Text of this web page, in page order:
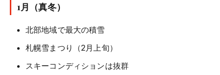
1月（真冬）
北部地域で最大の積雪
札幌雪まつり（2月上旬）
スキーコンディションは抜群